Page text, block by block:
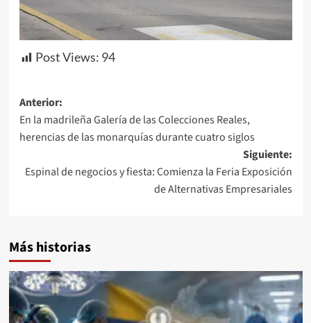
Post Views: 94
Navegación
de
entradas
Anterior:
En la madrileña Galería de las Colecciones Reales,
herencias de las monarquías durante cuatro siglos
Siguiente:
Espinal de negocios y fiesta: Comienza la Feria Exposición
de Alternativas Empresariales
Más historias